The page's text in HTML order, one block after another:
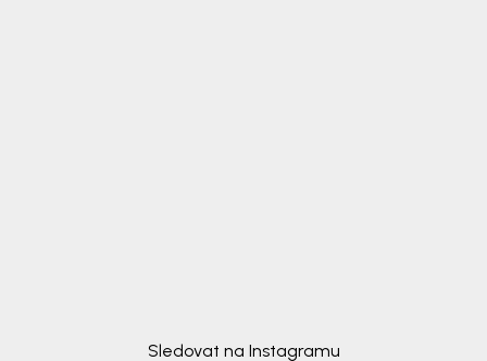
Sledovat na Instagramu